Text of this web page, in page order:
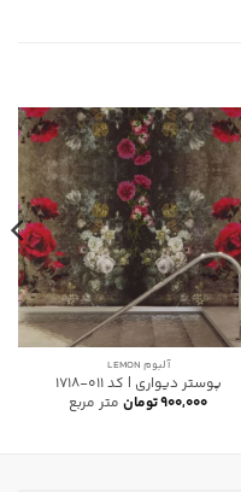
آلبوم LEMON
پوستر دیواری | کد 011-1718
۹۰۰,۰۰۰تومان متر مربع